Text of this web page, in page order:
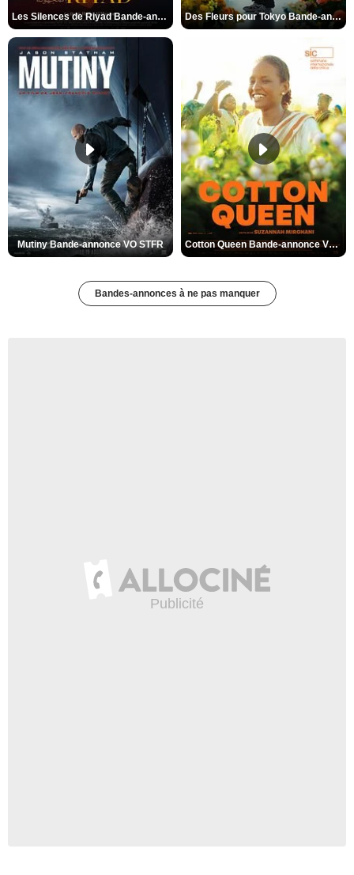
Les Silences de Riyad Bande-annonce VO STFR Des Fleurs pour Tokyo Bande-annonce VO STFR
Mutiny Bande-annonce VO STFR Cotton Queen Bande-annonce VO STFR
Bandes-annonces à ne pas manquer